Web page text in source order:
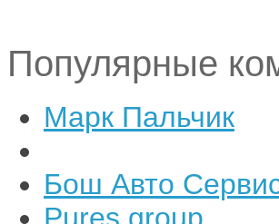
Популярные
Марк Пальчик
Бош Авто
Pures group